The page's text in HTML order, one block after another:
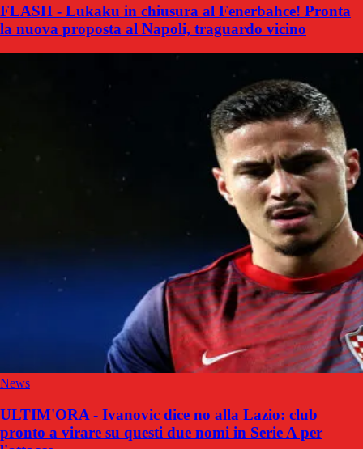
FLASH - Lukaku in chiusura al Fenerbahce! Pronta
la nuova proposta al Napoli, traguardo vicino
News
ULTIM'ORA - Ivanovic dice no alla Lazio: club
pronto a virare su questi due nomi in Serie A per